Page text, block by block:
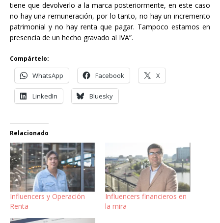
tiene que devolverlo a la marca posteriormente, en este caso
no hay una remuneración, por lo tanto, no hay un incremento
patrimonial y no hay renta que pagar. Tampoco estamos en
presencia de un hecho gravado al IVA”.
Compártelo:
WhatsApp Facebook X
LinkedIn Bluesky
Relacionado
Influencers y Operación
Renta
Influencers financieros en
la mira